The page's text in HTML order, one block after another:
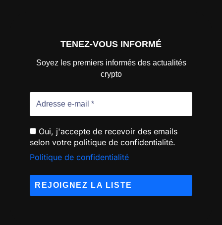
TENEZ-VOUS INFORMÉ
Soyez les premiers informés des actualités
crypto
Oui, j'accepte de recevoir des emails
selon votre politique de confidentialité.
Politique de confidentialité